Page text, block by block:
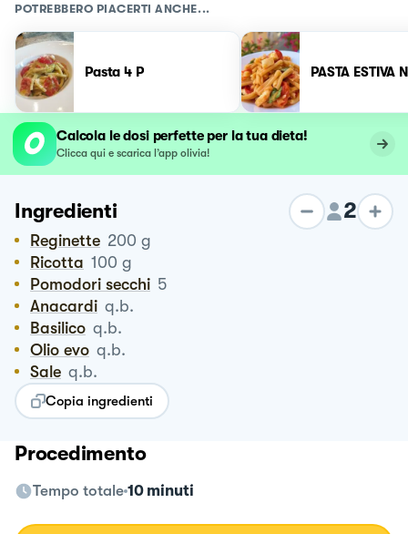
POTREBBERO PIACERTI ANCHE...
Pasta 4 P PASTA ESTIVA
Calcola le dosi perfette per la tua dieta!
Clicca qui e scarica l’app olivia!
Ingredienti 2
Reginette 200 g
Ricotta 100 g
Pomodori secchi 5
Anacardi q.b.
Basilico q.b.
Olio evo q.b.
Sale q.b.
Copia ingredienti
Procedimento
Tempo totale 10 minuti